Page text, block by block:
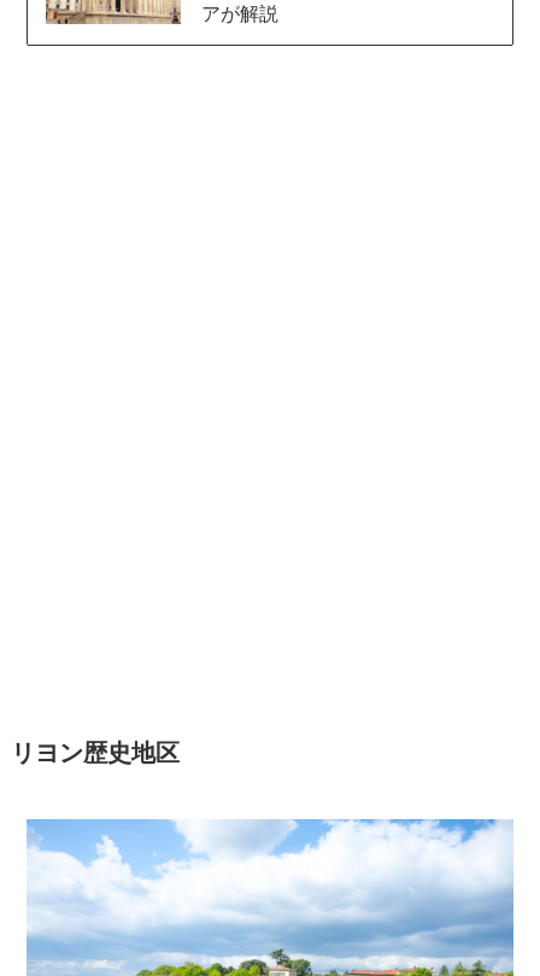
アが解説
リヨン歴史地区